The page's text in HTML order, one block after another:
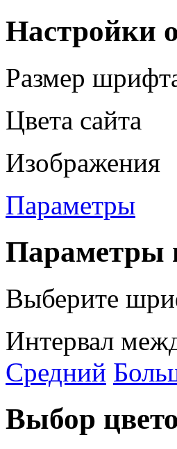
Настройки
Размер
Цвета сайта
Изображения
Параметры
Параметры
Выберите
Интервал
Средний
Выбор